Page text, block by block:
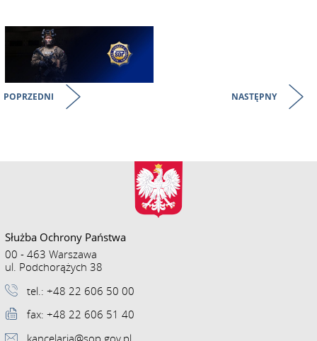
POPRZEDNI NASTĘPNY
Służba Ochrony Państwa
00 - 463 Warszawa
ul. Podchorążych 38
tel.: +48 22 606 50 00
fax: +48 22 606 51 40
kancelaria@sop.gov.pl